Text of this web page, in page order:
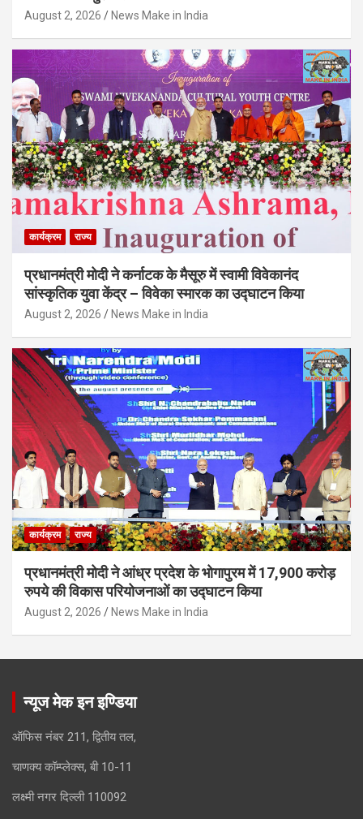
August 2, 2026 News Make in India
कार्यक्रम राज्य
प्रधानमंत्री मोदी ने कर्नाटक के मैसूरु में स्वामी विवेकानंद
सांस्कृतिक युवा केंद्र – विवेका स्मारक का उद्घाटन किया
August 2, 2026 News Make in India
कार्यक्रम राज्य
प्रधानमंत्री मोदी ने आंध्र प्रदेश के भोगापुरम में 17,900 करोड़
रुपये की विकास परियोजनाओं का उद्घाटन किया
August 2, 2026 News Make in India
न्यूज मेक इन इण्डिया
ऑफिस नंबर 211, द्वितीय तल,
चाणक्य कॉम्प्लेक्स, बी 10-11
लक्ष्मी नगर दिल्ली 110092